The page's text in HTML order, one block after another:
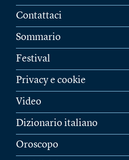
Contattaci
Sommario
Festival
Privacy e cookie
Video
Dizionario italiano
Oroscopo